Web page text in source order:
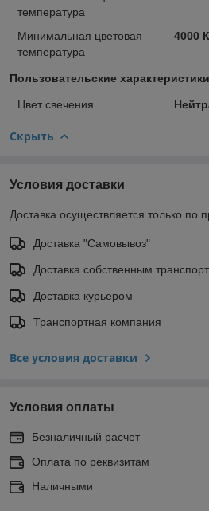
температура
Минимальная цветовая
температура
4000 К
Пользовательские характеристики
Цвет свечения
Скрыть
Условия доставки
Доставка осуществляется только по
Доставка "Самовывоз"
Доставка собственным
Доставка курьером
Транспортная компания
Все условия доставки
Условия оплаты
Безналичный расчет
Оплата по реквизитам
Наличными